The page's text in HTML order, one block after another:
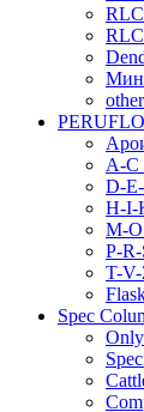
A-C
D-
H-I-
M-
P-
T-
Spec